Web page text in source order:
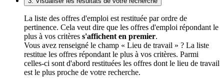
La liste des offres d'emploi est restituée par ordre de
pertinence. Cela veut dire que les offres d'emploi répondant le
plus à vos critères s'affichent en premier.
Vous avez renseigné le champ « Lieu de travail » ? La liste
restitue les offres répondant le plus à vos critères. Parmi
celles-ci sont d'abord restituées les offres dont le lieu de travail
est le plus proche de votre recherche.